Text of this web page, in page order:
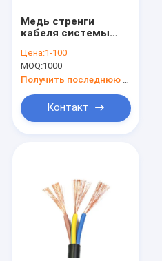
Медь стренги
кабеля системы
изоляции RVVP PVC
огнеупорная
защищаемая Multi
Цена:1-100
MOQ:1000
Контакт